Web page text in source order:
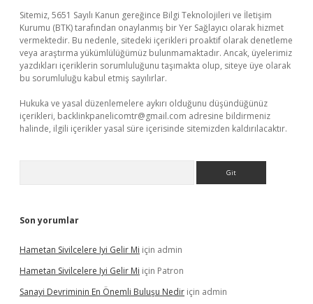
Sitemiz, 5651 Sayılı Kanun gereğince Bilgi Teknolojileri ve İletişim
Kurumu (BTK) tarafından onaylanmış bir Yer Sağlayıcı olarak hizmet
vermektedir. Bu nedenle, sitedeki içerikleri proaktif olarak denetleme
veya araştırma yükümlülüğümüz bulunmamaktadır. Ancak, üyelerimiz
yazdıkları içeriklerin sorumluluğunu taşımakta olup, siteye üye olarak
bu sorumluluğu kabul etmiş sayılırlar.
Hukuka ve yasal düzenlemelere aykırı olduğunu düşündüğünüz
içerikleri, backlinkpanelicomtr@gmail.com adresine bildirmeniz
halinde, ilgili içerikler yasal süre içerisinde sitemizden kaldırılacaktır.
Son yorumlar
Hametan Sivilcelere Iyi Gelir Mi için admin
Hametan Sivilcelere Iyi Gelir Mi için Patron
Sanayi Devriminin En Önemli Buluşu Nedir için admin